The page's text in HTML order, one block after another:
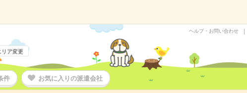
リア変更
ヘルプ・お問い合わせ
件 お気に入りの派遣会社